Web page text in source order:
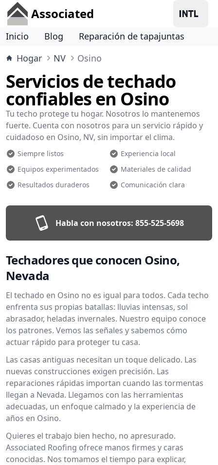
Associated
Inicio Blog
Reparación de tapajuntas
Hogar
NV Osino
Servicios de techado
confiables en Osino
Tu techo protege tu hogar. Nosotros lo mantenemos
fuerte. Cuenta con nosotros para un servicio rápido y
cuidadoso en Osino, NV, sin importar el clima.
Siempre listos
Experiencia local
Equipos experimentados
Materiales de calidad
Resultados duraderos
Comunicación clara
Habla con nosotros: 855-525-5698
Techadores que conocen Osino,
Nevada
El techado en Osino no es igual para todos. Cada techo
enfrenta sus propias batallas: lluvias intensas, sol
abrasador, heladas invernales. Nuestro equipo conoce
los patrones. Vemos las señales y sabemos cómo
actuar rápido para proteger tu casa.
Las casas antiguas necesitan un toque delicado. Las
nuevas construcciones exigen precisión. Las
reparaciones rápidas importan cuando las tormentas
llegan a Nevada. Llegamos con las herramientas
adecuadas, un enfoque calmado y la experiencia de
años en Osino.
Quieres el trabajo bien hecho, no apresurado.
Associated Roofing ofrece manos firmes y caras
conocidas. Nos tomamos el tiempo para explicar,